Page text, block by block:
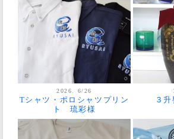
2026. 6/26
Tシャツ・ポロシャツプリン
ト 琉彩様
３